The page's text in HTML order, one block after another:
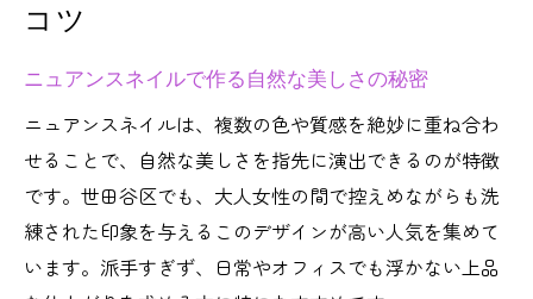
コツ
ニュアンスネイルで作る自然な美しさの秘密
ニュアンスネイルは、複数の色や質感を絶妙に重ね合わ
せることで、自然な美しさを指先に演出できるのが特徴
です。世田谷区でも、大人女性の間で控えめながらも洗
練された印象を与えるこのデザインが高い人気を集めて
います。派手すぎず、日常やオフィスでも浮かない上品